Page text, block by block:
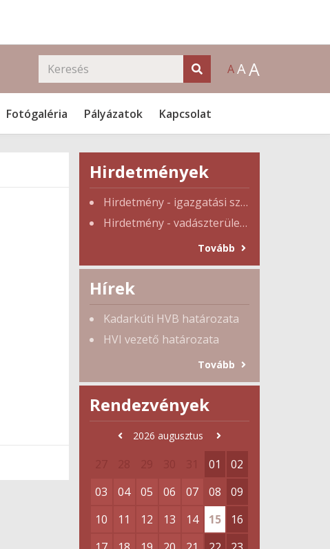
AAA
Fotógaléria Pályázatok Kapcsolat
Hirdetmények
Hirdetmény - igazgatási szünet
Hirdetmény - vadászterület tulajdonosi gyűlés
Tovább
Hírek
Kadarkúti HVB határozata
HVI vezető határozata
Tovább
Rendezvények
2026 augusztus
01
02
03
04 05 06 07 08
09
10
11 12 13 14 15
16